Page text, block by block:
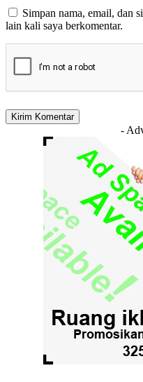
Simpan nama, email, dan
lain kali saya berkomentar.
-